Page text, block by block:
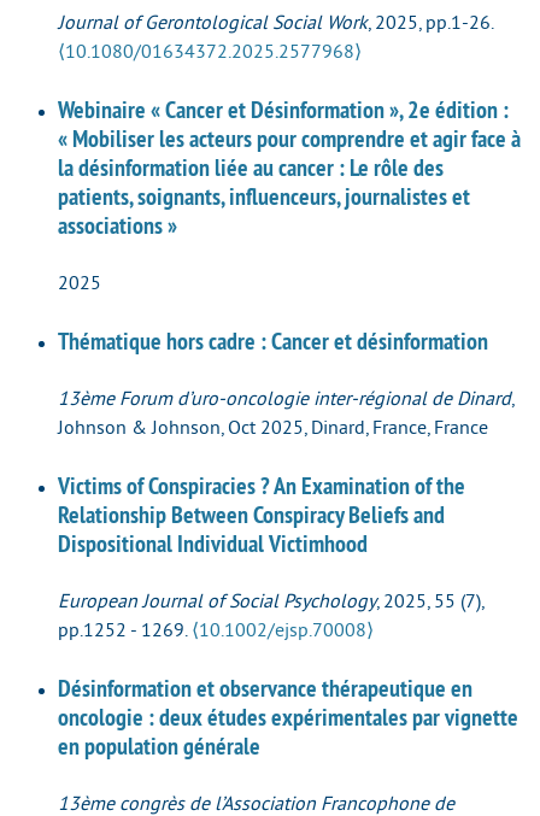
Journal of Gerontological Social Work, 2025, pp.1-26.
⟨10.1080/01634372.2025.2577968⟩
Webinaire « Cancer et Désinformation », 2e édition :
« Mobiliser les acteurs pour comprendre et agir face à
la désinformation liée au cancer : Le rôle des
patients, soignants, influenceurs, journalistes et
associations »
2025
Thématique hors cadre : Cancer et désinformation
13ème Forum d’uro-oncologie inter-régional de Dinard,
Johnson & Johnson, Oct 2025, Dinard, France, France
Victims of Conspiracies ? An Examination of the
Relationship Between Conspiracy Beliefs and
Dispositional Individual Victimhood
European Journal of Social Psychology, 2025, 55 (7),
pp.1252 - 1269. ⟨10.1002/ejsp.70008⟩
Désinformation et observance thérapeutique en
oncologie : deux études expérimentales par vignette
en population générale
13ème congrès de l’Association Francophone de